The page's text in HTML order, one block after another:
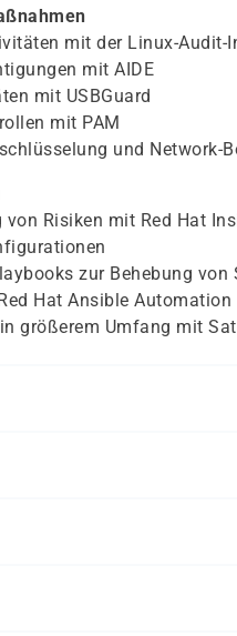
mit der Linux-Audit-
mit AIDE
mit USBGuard
mit PAM
und Network-
Risiken mit Red Hat
zur Behebung
Hat Ansible
größerem Umfang mit
zum Beispiel EX294/
Red Hat Enterprise Linux-
Audit und